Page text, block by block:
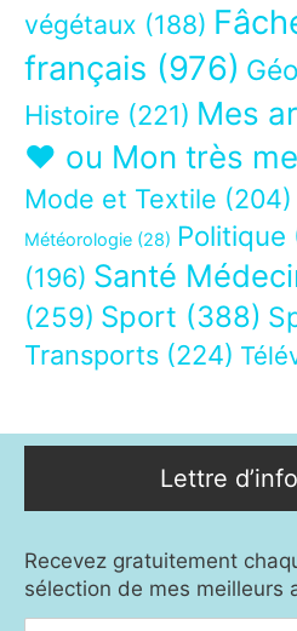
végétaux (188)
français (976)
Histoire (221) Mes
❤ ou Mon très
Mode et Textile (204)
Météorologie (28) Politique
(196) Santé
(259) Sport (388)
Transports (224)
Lettre
Recevez gratuitement
sélection de mes meilleurs